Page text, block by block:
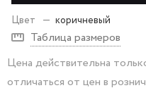
Цвет — коричневый
Таблица размеров
Цена действительна
отличаться от цен в